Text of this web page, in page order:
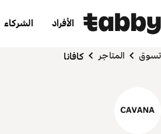
الأفراد الشركاء
تسوق المتاجر كافانا